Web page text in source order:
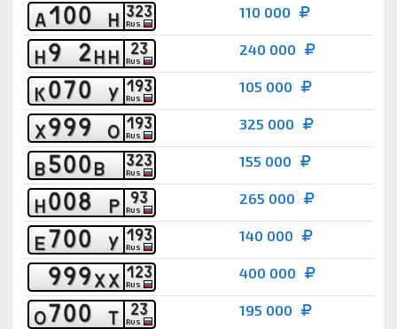
А100 Н 323
RUS
110 000
Н9 2НН 23
RUS
240 000
К070 У 193
RUS
105 000
Х999 О 193
RUS
325 000
В500В 323
RUS
155 000
Н008 Р 93
RUS
265 000
Е700 У 193
RUS
140 000
999ХХ 123
RUS
400 000
О700 Т 23
RUS
195 000